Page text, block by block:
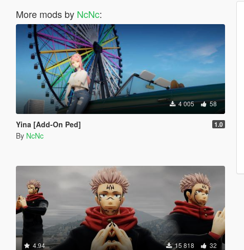
More mods by NcNc:
4 005 58
Yina [Add-On Ped] 1.0
By NcNc
4.94 15 818 32